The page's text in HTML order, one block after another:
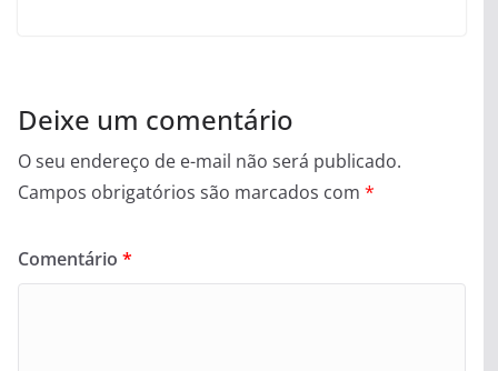
Deixe um comentário
O seu endereço de e-mail não será publicado.
Campos obrigatórios são marcados com *
Comentário *